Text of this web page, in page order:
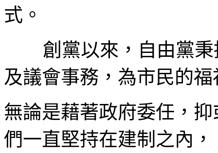
式。
創黨以來，自由黨
及議會事務，為市民的
無論是藉著政府委任，
們一直堅持在建制之內，